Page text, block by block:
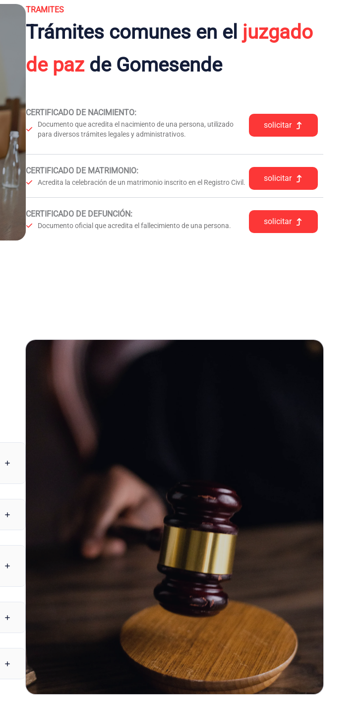
TRAMITES
Trámites comunes en el juzgado
de pazde Gomesende
CERTIFICADO DE NACIMIENTO:
Documento que acredita el nacimiento de una persona, utilizado
para diversos trámites legales y administrativos.
solicitar
CERTIFICADO DE MATRIMONIO:
Acredita la celebración de un matrimonio inscrito en el Registro Civil. solicitar
CERTIFICADO DE DEFUNCIÓN:
Documento oficial que acredita el fallecimiento de una persona. solicitar